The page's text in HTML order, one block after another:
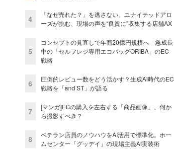
4
「なぜ売れた？」を逃さない。ユナイテッドアロ
ーズが挑む、現場の声を“良質に”収集する店舗AX
5
コンセプトの見直しで年商20億円規模へ 急成長
中の「セルフレジ専用エコバッグORIBA」のEC
戦略
6
圧倒的レビュー数をどう活かす？生成AI時代のEC
戦略を「and ST」が語る
7
[マンガ]ECの購入を左右する「商品画像」、何か
ら撮影すべき？
8
ベテラン店員のノウハウをAI活用で標準化。ホー
ムセンター「グッデイ」の現場主義AI実装術